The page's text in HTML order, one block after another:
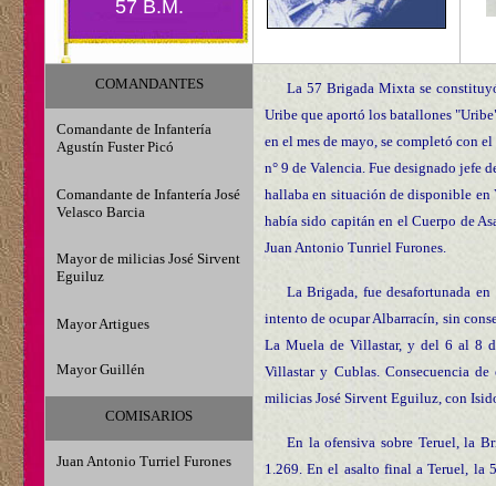
57 B.M.
COMANDANTES
La 57 Brigada Mixta se
Uribe que aportó los batallones
en el mes de mayo, se completó con
n° 9 de Valencia. Fue designado jefe
hallaba en situación de disponible en
había sido capitán en el Cuerpo de
Juan Antonio Tunriel Furones.
La Brigada, fue desafortunada
intento de ocupar Albarracín, sin
La Muela de Villastar, y del 6 al 8
Villastar y Cublas. Consecuencia
milicias José Sirvent Eguiluz, con
En la ofensiva sobre Teruel, la
1.269. En el asalto final a Teruel, la
Comandante de Infantería
Agustín Fuster Picó
Comandante de Infantería José
Velasco Barcia
Mayor de milicias José Sirvent
Eguiluz
Mayor Artigues
Mayor Guillén
COMISARIOS
Juan Antonio Turriel Furones